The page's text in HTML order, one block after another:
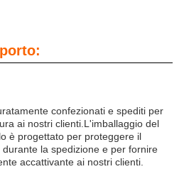
confezionati e spediti per
ai nostri clienti.L'imballaggio del
è progettato per proteggere il
la spedizione e per fornire
accattivante ai nostri clienti.